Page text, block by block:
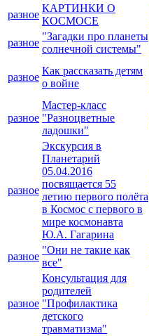
разное
КАРТИНКИ О
КОСМОСЕ
разное
"Загадки про планеты
солнечной системы"
разное
Как рассказать детям
о войне
разное
Мастер-класс
"Разноцветные
ладошки"
разное
Экскурсия в
Планетарий
05.04.2016
посвящается 55
летию первого полёта
в Космос с первого в
мире космонавта
Ю.А. Гагарина
разное
"Они не такие как
все"
разное
Консультация для
родителей
"Профилактика
детского
травматизма"